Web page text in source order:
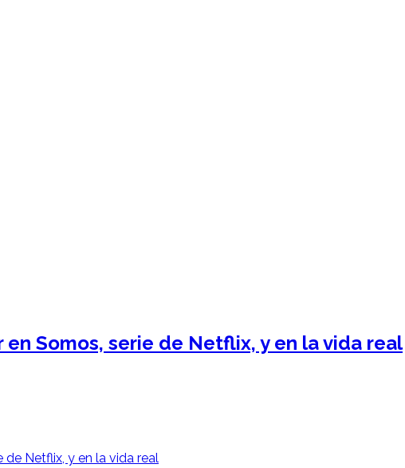
en Somos, serie de Netflix, y en la vida real